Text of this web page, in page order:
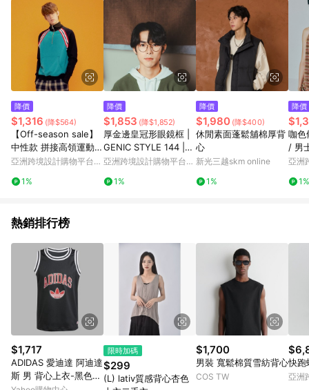
3. 訂單回饋金額將扣除運費/購物金/超贈點/福利金/紅利折抵/折
價券等虛擬貨幣折抵 4. 大宗採購或批發轉賣不具回饋資格： 如
有相關事證認定您為大宗採購、批發轉賣而非最終消費使用者，
相關認定以Yahoo購物中心之認定為準
降價
$1,316 (降$564)
【Off-season sale】
中性款 拼接高領運動衫
/ 甲蟲綠
亞洲跨境設計購物平台
1%
降價
$1,853 (降$1,852)
厚金邊皇冠形眼鏡框 |
GENIC STYLE 144 |
深度數適用
亞洲跨境設計購物平台
1%
降價
$1,980 (降$400)
休閒素面蓬鬆舖棉厚背
心
新光三越skm online
1%
降價
咖色
/ 男
袖上
亞洲
1%
熱銷排行榜
$1,717
ADIDAS 愛迪達 阿迪達
斯 男 背心上衣-黑色
限時加碼
$299
(L) lativ質感背心杏色
$1,700
男裝 寬鬆棉質雪紡背心
COS TW
快跑
亞洲